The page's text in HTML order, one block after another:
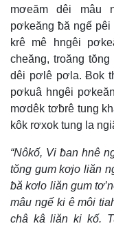
mơeăm dêi mâu
pơkeăng ƀă ngế
krê mê hngêi
cheăng, troăng
dêi pơlê pơla. Ƀok
pơkuâ hngêi
mơdêk tơƀrê tung
kôk rơxok tung la
“Nôkố, Vi ƀan hnê
tŏng gum kơjo liăn
ƀă kơlo liăn gum
mâu ngế ki ê môi
châ kâ liăn ki kố.